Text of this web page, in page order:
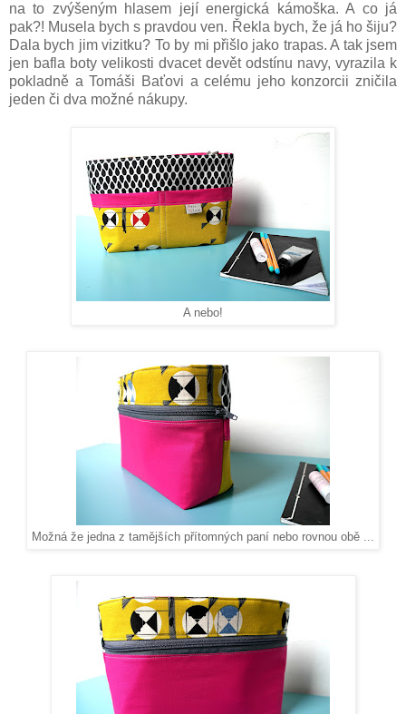
na to zvýšeným hlasem její energická kámoška. A co já
pak?! Musela bych s pravdou ven. Řekla bych, že já ho šiju?
Dala bych jim vizitku? To by mi přišlo jako trapas. A tak jsem
jen bafla boty velikosti dvacet devět odstínu navy, vyrazila k
pokladně a Tomáši Baťovi a celému jeho konzorcii zničila
jeden či dva možné nákupy.
A nebo!
Možná že jedna z tamějších přítomných paní nebo rovnou obě ...